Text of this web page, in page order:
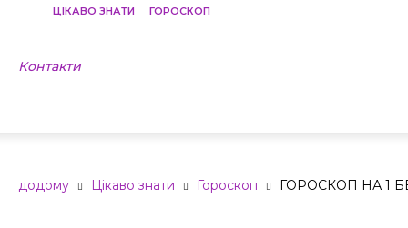
Контакти
додому Цікаво знати Гороскоп ГОРОСКОП НА 1
ЦІКАВО ЗНАТИ ГОРОСКОП